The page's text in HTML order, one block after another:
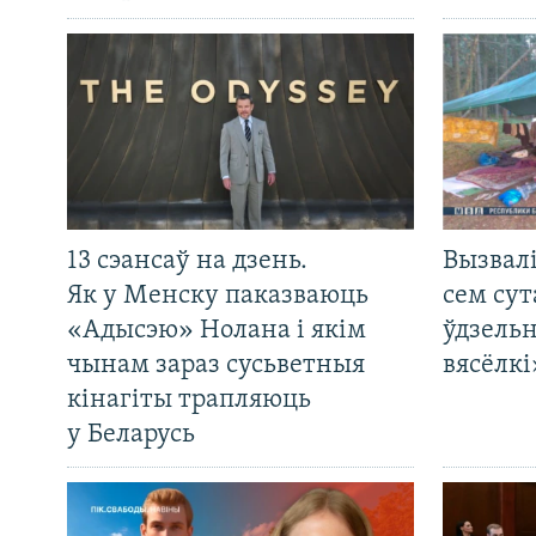
13 сэансаў на дзень.
Як у Менску паказваюць
«Адысэю» Нолана і якім
чынам зараз сусьветныя
кінагіты трапляюць
у Беларусь
сем